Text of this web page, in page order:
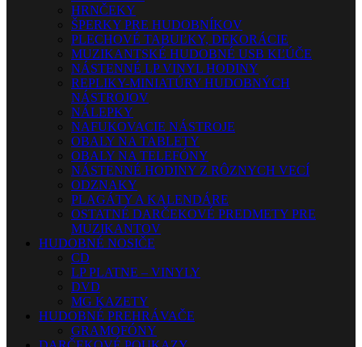
HRNČEKY
ŠPERKY PRE HUDOBNÍKOV
PLECHOVÉ TABUĽKY, DEKORÁCIE
MUZIKANTSKÉ HUDOBNÉ USB KĽÚČE
NÁSTENNÉ LP VINYL HODINY
REPLIKY-MINIATÚRY HUDOBNÝCH
NÁSTROJOV
NÁLEPKY
NAFUKOVACIE NÁSTROJE
OBALY NA TABLETY
OBALY NA TELEFÓNY
NÁSTENNÉ HODINY Z RÔZNYCH VECÍ
ODZNAKY
PLAGÁTY A KALENDÁRE
OSTATNÉ DARČEKOVÉ PREDMETY PRE
MUZIKANTOV
HUDOBNÉ NOSIČE
CD
LP PLATNE – VINYLY
DVD
MG KAZETY
HUDOBNÉ PREHRÁVAČE
GRAMOFÓNY